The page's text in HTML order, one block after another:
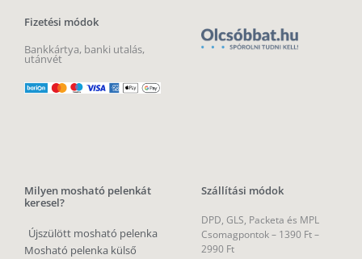
Fizetési módok
Bankkártya, banki utalás,
utánvét
Milyen mosható pelenkát
keresel?
Újszülött mosható pelenka
Mosható pelenka külső
Szállítási módok
DPD, GLS, Packeta és MPL
Csomagpontok – 1390 Ft –
2990 Ft